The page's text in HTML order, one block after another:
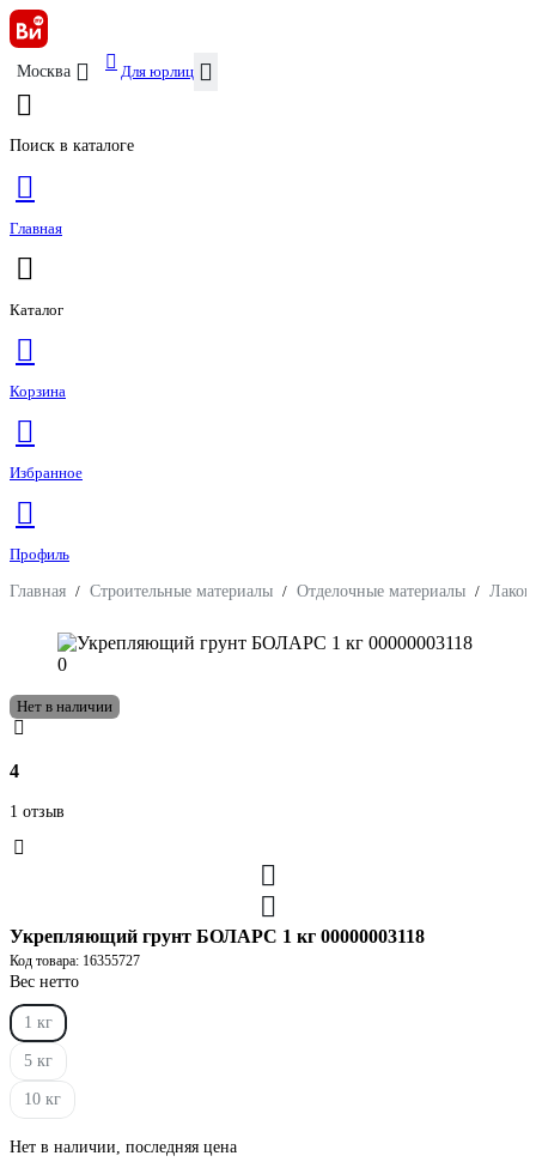
Москва Для юрлиц
Поиск в каталоге
Главная
Каталог
Корзина
Избранное
Профиль
Главная / Строительные материалы / Отделочные материалы /
Нет в наличии
4
1 отзыв
Укрепляющий грунт БОЛАРС 1 кг 00000003118
Код товара: 16355727
Вес нетто
1 кг
5 кг
10 кг
Нет в наличии, последняя цена